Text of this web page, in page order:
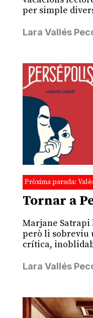
per simple
Lara Vallés
Pròxima parada:
Tornar a
Marjane Satrapi
però li sobreviu
crítica,
Lara Vallés